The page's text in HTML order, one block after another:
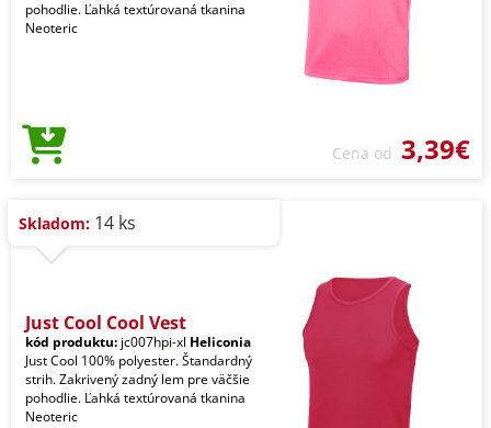
pohodlie. Ľahká textúrovaná tkanina
Neoteric
Cena od 3,39€
Skladom: 14 ks
Just Cool Cool Vest
kód produktu: jc007hpi-xl Heliconia
Just Cool 100% polyester. Štandardný
strih. Zakrivený zadný lem pre väčšie
pohodlie. Ľahká textúrovaná tkanina
Neoteric